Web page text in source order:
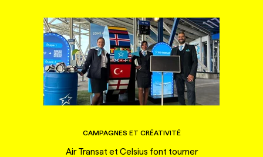
CAMPAGNES ET CRÉATIVITÉ
Air Transat et Celsius font tourner